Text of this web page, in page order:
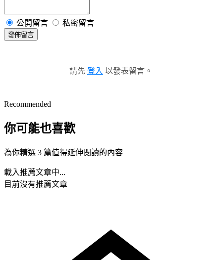
公開留言 私密留言
發佈留言
請先 登入 以發表留言。
Recommended
你可能也喜歡
為你精選 3 篇值得延伸閱讀的內容
載入推薦文章中...
目前沒有推薦文章